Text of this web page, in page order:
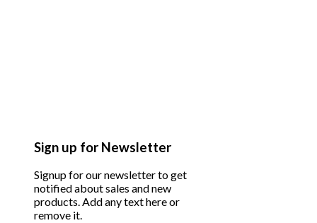
Sign up for Newsletter
Signup for our newsletter to get
notified about sales and new
products. Add any text here or
remove it.